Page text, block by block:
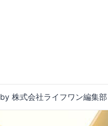
by 株式会社ライフワン編集部